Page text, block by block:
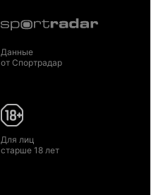
Данные
от Спортрадар
Для лиц
старше 18 лет